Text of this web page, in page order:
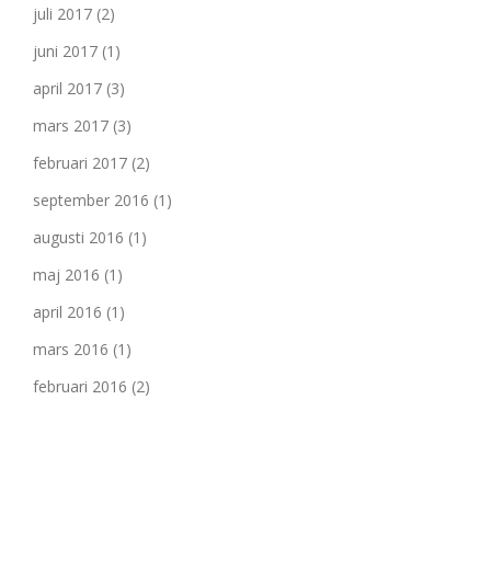
juli 2017 (2)
juni 2017 (1)
april 2017 (3)
mars 2017 (3)
februari 2017 (2)
september 2016 (1)
augusti 2016 (1)
maj 2016 (1)
april 2016 (1)
mars 2016 (1)
februari 2016 (2)